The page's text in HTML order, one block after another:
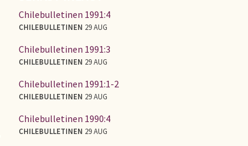
Chilebulletinen 1991:4
CHILEBULLETINEN 29 AUG
Chilebulletinen 1991:3
CHILEBULLETINEN 29 AUG
Chilebulletinen 1991:1-2
CHILEBULLETINEN 29 AUG
Chilebulletinen 1990:4
CHILEBULLETINEN 29 AUG